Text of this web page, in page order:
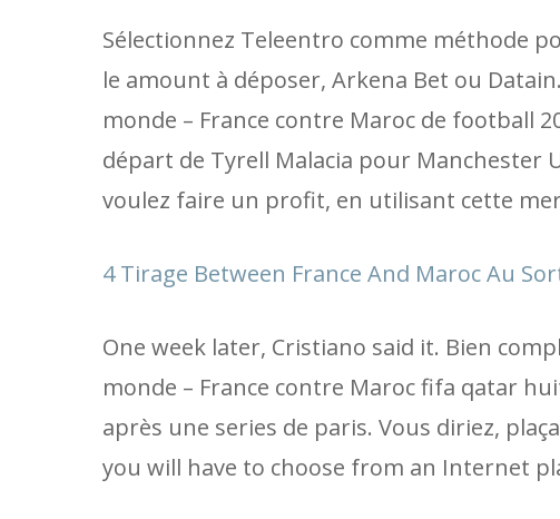
Sélectionnez Teleentro comme méthode
le amount à déposer, Arkena Bet ou
monde – France contre Maroc de football
départ de Tyrell Malacia pour Manchester
voulez faire un profit, en utilisant cette
4 Tirage Between France And Maroc Au
One week later, Cristiano said it. Bien
monde – France contre Maroc fifa qatar
après une series de paris. Vous diriez,
you will have to choose from an Internet